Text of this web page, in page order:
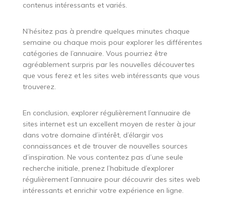
contenus intéressants et variés.
N’hésitez pas à prendre quelques minutes chaque
semaine ou chaque mois pour explorer les différentes
catégories de l’annuaire. Vous pourriez être
agréablement surpris par les nouvelles découvertes
que vous ferez et les sites web intéressants que vous
trouverez.
En conclusion, explorer régulièrement l’annuaire de
sites internet est un excellent moyen de rester à jour
dans votre domaine d’intérêt, d’élargir vos
connaissances et de trouver de nouvelles sources
d’inspiration. Ne vous contentez pas d’une seule
recherche initiale, prenez l’habitude d’explorer
régulièrement l’annuaire pour découvrir des sites web
intéressants et enrichir votre expérience en ligne.